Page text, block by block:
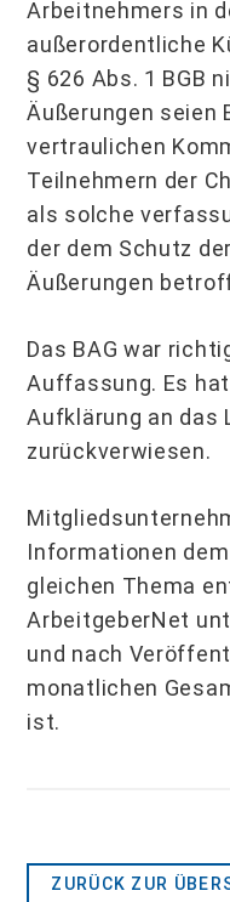
Arbeitnehmers in
außerordentliche
§ 626 Abs. 1 BGB
Äußerungen seien
vertraulichen
Teilnehmern der
als solche
der dem Schutz
Äußerungen
Das BAG war
Auffassung. Es
Aufklärung an das
zurückverwiesen.
Informationen
gleichen Thema
ArbeitgeberNet
und nach
monatlichen
ist.
ZURÜCK ZUR